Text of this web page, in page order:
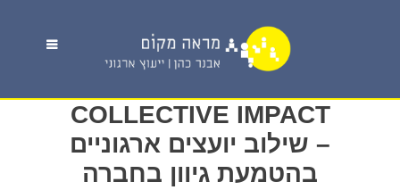
COLLECTIVE IMPACT
– שילוב יועצים ארגוניים
בהטמעת גיוון בחברה